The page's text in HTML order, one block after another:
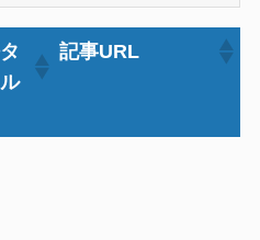
記事URL